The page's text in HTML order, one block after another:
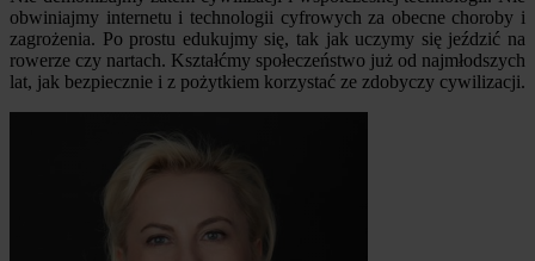
obwiniajmy internetu i technologii cyfrowych za obecne choroby i
zagrożenia. Po prostu edukujmy się, tak jak uczymy się jeździć na
rowerze czy nartach. Kształćmy społeczeństwo już od najmłodszych
lat, jak bezpiecznie i z pożytkiem korzystać ze zdobyczy cywilizacji.